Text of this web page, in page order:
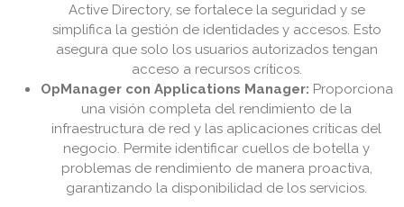
Active Directory, se fortalece la seguridad y se
simplifica la gestión de identidades y accesos. Esto
asegura que solo los usuarios autorizados tengan
acceso a recursos críticos.
OpManager con Applications Manager: Proporciona
una visión completa del rendimiento de la
infraestructura de red y las aplicaciones críticas del
negocio. Permite identificar cuellos de botella y
problemas de rendimiento de manera proactiva,
garantizando la disponibilidad de los servicios.